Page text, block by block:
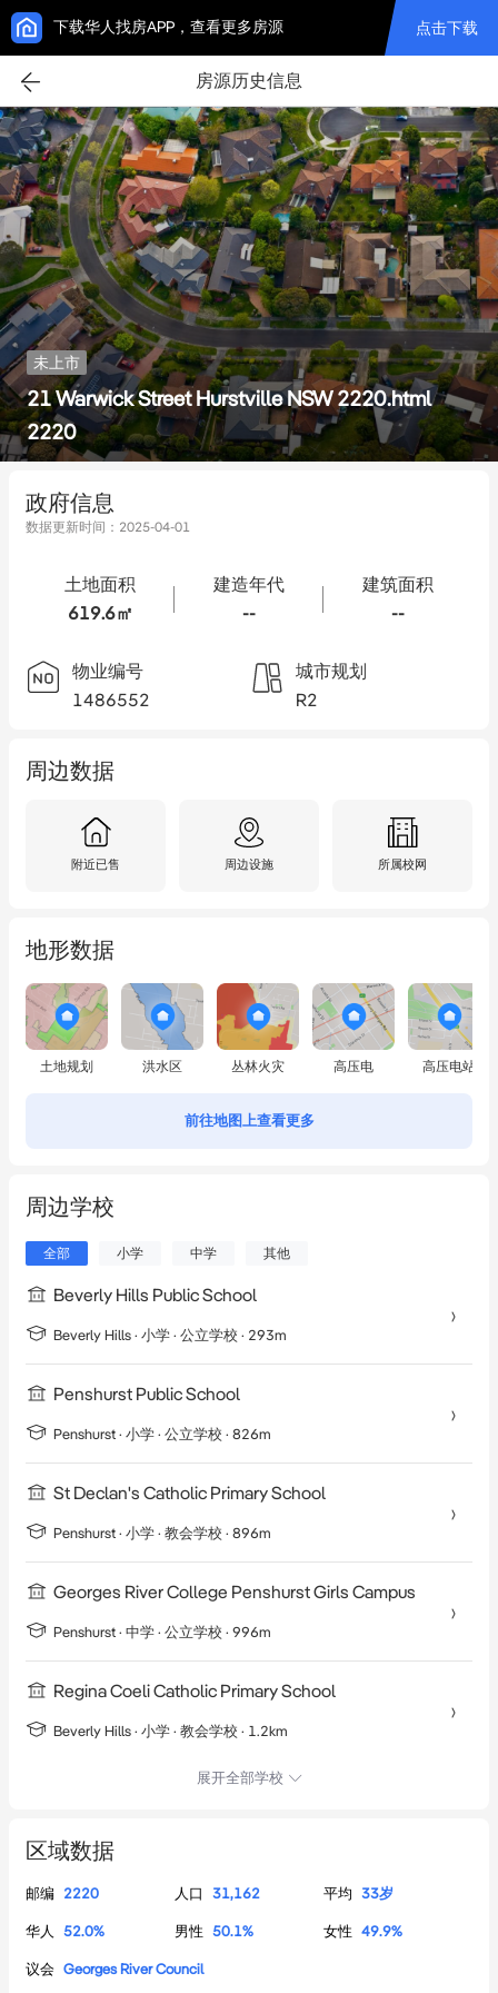
下载华人找房APP，查看更多房源 点击下载
房源历史信息
未上市
21 Warwick Street Hurstville NSW 2220.html
2220
政府信息
数据更新时间： 2025-04-01
土地面积
619.6㎡
建造年代
--
建筑面积
--
物业编号
1486552
城市规划
R2
周边数据
附近已售 周边设施 所属校网
地形数据
土地规划 洪水区 丛林火灾 高压电 高压电站
前往地图上查看更多
周边学校
全部 小学 中学 其他
Beverly Hills Public School
Beverly Hills · 小学 · 公立学校 · 293m
Penshurst Public School
Penshurst · 小学 · 公立学校 · 826m
St Declan's Catholic Primary School
Penshurst · 小学 · 教会学校 · 896m
Georges River College Penshurst Girls Campus
Penshurst · 中学 · 公立学校 · 996m
Regina Coeli Catholic Primary School
Beverly Hills · 小学 · 教会学校 · 1.2km
展开全部学校
区域数据
邮编 2220 人口 31,162 平均 33岁
华人 52.0% 男性 50.1% 女性 49.9%
议会 Georges River Council